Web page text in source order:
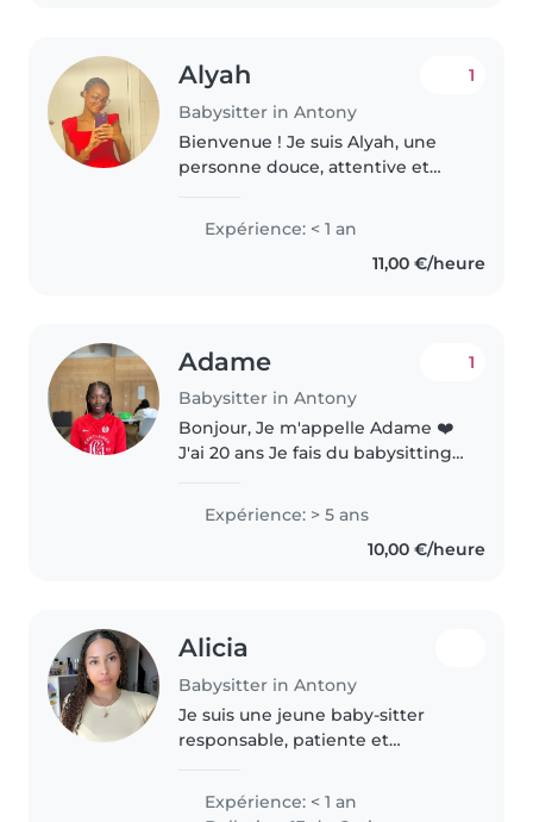
Alyah
Babysitter in Antony
1
Bienvenue ! Je suis Alyah, une
personne douce, attentive et
leurs besoins, j'aime créer un
environnement rassurant où
Expérience: < 1 an
11,00 €/heure
Adame
Babysitter in Antony
1
Bonjour, Je m'appelle Adame ❤️
J'ai 20 ans Je fais du babysitting
ayant commencé à l'âge de 16
ans. Au cours de ces années, j'ai
eu l'occasion de m'occuper..
Expérience: > 5 ans
10,00 €/heure
Alicia
Babysitter in Antony
Je suis une jeune baby-sitter
responsable, patiente et
en BTS esthétique. Je suis
certifiée en premiers secours et
Expérience: < 1 an